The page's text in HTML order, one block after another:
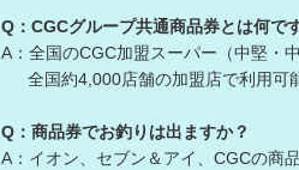
Q：CGCグループ共通商品券とは何で
A：全国のCGC加盟スーパー（中堅・
全国約4,000店舗の加盟店で利用可
Q：商品券でお釣りは出ますか？
A：イオン、セブン＆アイ、CGCの商